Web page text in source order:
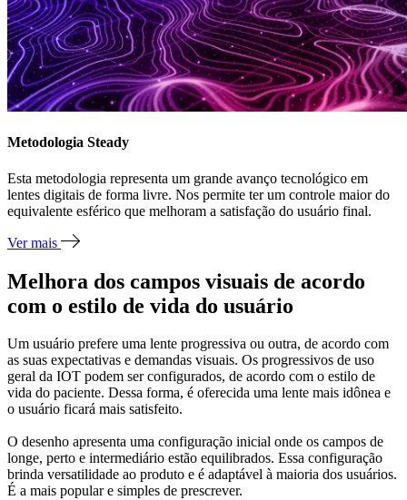
Metodologia Steady
Esta metodologia representa um grande avanço tecnológico em
lentes digitais de forma livre. Nos permite ter um controle maior do
equivalente esférico que melhoram a satisfação do usuário final.
Ver mais
Melhora dos campos visuais de acordo
com o estilo de vida do usuário
Um usuário prefere uma lente progressiva ou outra, de acordo com
as suas expectativas e demandas visuais. Os progressivos de uso
geral da IOT podem ser configurados, de acordo com o estilo de
vida do paciente. Dessa forma, é oferecida uma lente mais idônea e
o usuário ficará mais satisfeito.
O desenho apresenta uma configuração inicial onde os campos de
longe, perto e intermediário estão equilibrados. Essa configuração
brinda versatilidade ao produto e é adaptável à maioria dos usuários.
É a mais popular e simples de prescrever.